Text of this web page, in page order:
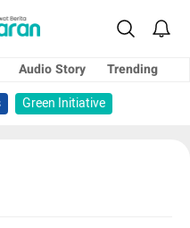
Audio Story
Trending
Green Initiative